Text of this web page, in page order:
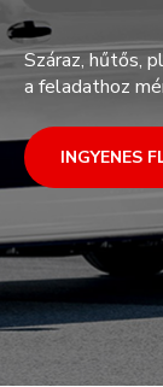
Száraz, hűtős,
a feladathoz
INGYENES